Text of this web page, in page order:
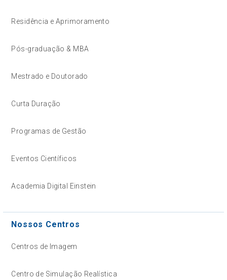
Residência e Aprimoramento
Pós-graduação & MBA
Mestrado e Doutorado
Curta Duração
Programas de Gestão
Eventos Científicos
Academia Digital Einstein
Nossos Centros
Centros de Imagem
Centro de Simulação Realística